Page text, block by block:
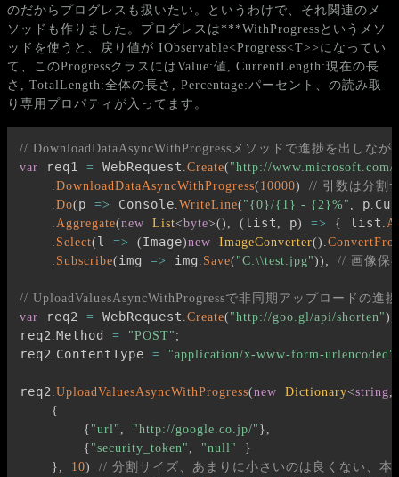
のだからプログレスも扱いたい。というわけで、それ関連のメ
ソッドも作りました。プログレスは***WithProgressというメソ
ッドを使うと、戻り値が IObservable<Progress<T>>になってい
て、このProgressクラスにはValue:値, CurrentLength:現在の長
さ, TotalLength:全体の長さ, Percentage:パーセント、の読み取
り専用プロパティが入ってます。
// DownloadDataAsyncWithProgressメソッドで進捗を出しな
var req1 = WebRequest .Create( "http://
.DownloadDataAsyncWithProgress( 10000)
// 引数は分割
.Do( p => Console.WriteLine( "{0}/{1} - {2}%" , p.
.Aggregate(new List<byte>() , ( list , p) => { list .
. Select( l => ( Image)new ImageConverter() .
. Subscribe( img => img . Save( "C:\\test.jpg")) ; // 画像保
// UploadValuesAsyncWithProgressで非同期アップロードの進
var req2 = WebRequest .Create( "http://goo.gl/api/shorten")
req2.Method = "POST" ;
req2. ContentType = "application/x-www-form-urlencoded"
req2.UploadValuesAsyncWithProgress(new Dictionary<string,
{
{ "url" , "http://google.co.jp/" } ,
{ "security_token" , "null"
}
} , 10)
// 分割サイズ、あまりに小さいのは良くない、